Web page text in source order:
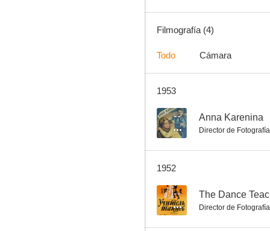
Filmografía (4)
Todo Cámara
1953
-- Anna Karenina
Director de Fotografía
1952
-- The Dance
Director de Fotografía